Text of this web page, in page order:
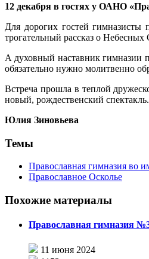
12 декабря в гостях у ОАНО
Для дорогих гостей
трогательный рассказ о
А духовный наставник гимназии
обязательно нужно молитвенно
Встреча прошла в теплой
новый, рождественский спектакль.
Юлия Зиновьева
Темы
Православная гимназия во
Православное Осколье
Похожие материалы
Православная гимназия
11 июня 2024